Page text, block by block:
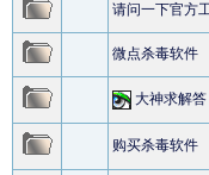
请问一下官方
微点杀毒软件
大神求解答
购买杀毒软件